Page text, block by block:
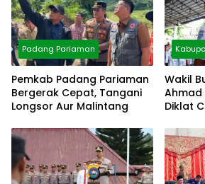
Padang Pariaman
Pemkab Padang Pariaman
Bergerak Cepat, Tangani
Longsor Aur Malintang
Wakil
Ahmad
Diklat